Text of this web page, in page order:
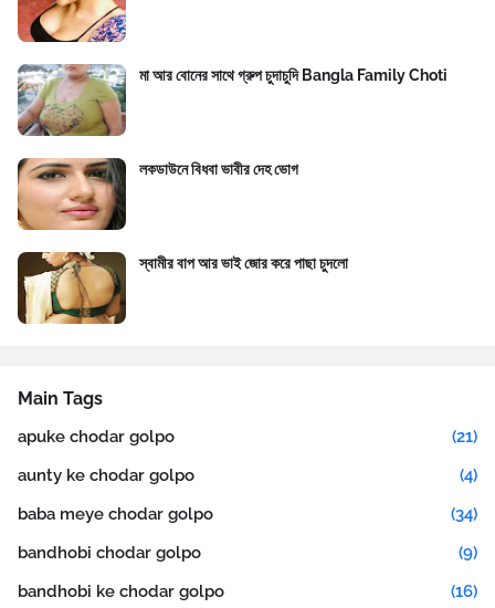
মা আর বোনের সাথে গ্রুপ চুদাচুদি Bangla Family Choti
লকডাউনে বিধবা ভাবীর দেহ ভোগ
স্বামীর বাপ আর ভাই জোর করে পাছা চুদলো
Main Tags
apuke chodar golpo
(21)
aunty ke chodar golpo
(4)
baba meye chodar golpo
(34)
bandhobi chodar golpo
(9)
bandhobi ke chodar golpo
(16)